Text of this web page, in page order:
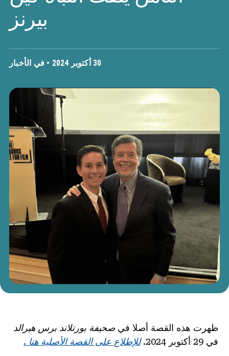
حول NHD
بيرنز
30 أكتوبر 2024 • في الأخبار
ظهرت هذه القصة أصلا في صحيفة بورتلاند برس هيرالد
في 29 أكتوبر 2024.
للإطلاع على القصة الأصلية هنا .